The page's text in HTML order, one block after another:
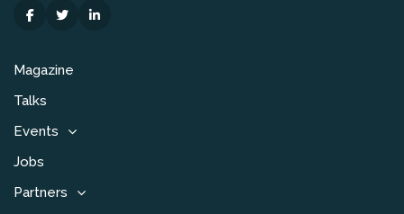
Magazine
Talks
Events
Jobs
Partners